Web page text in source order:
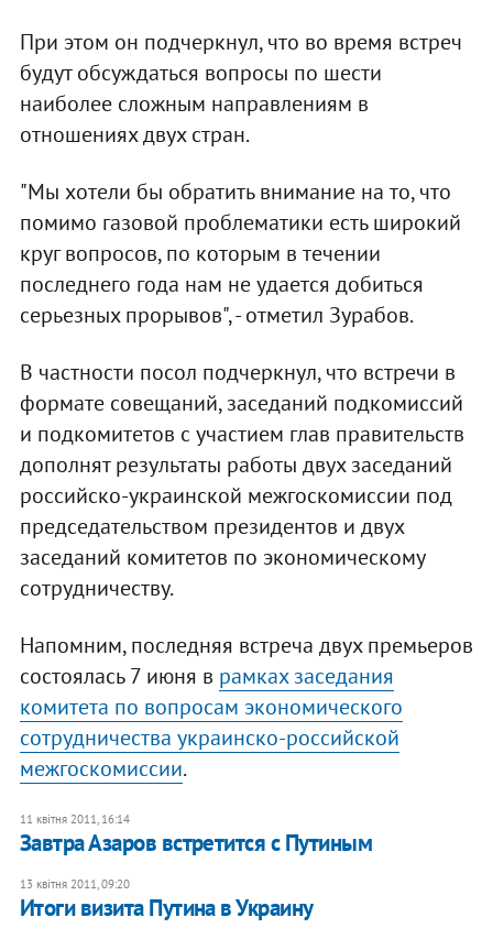
При этом он подчеркнул, что во время встреч
будут обсуждаться вопросы по шести
наиболее сложным направлениям в
отношениях двух стран.
"Мы хотели бы обратить внимание на то, что
помимо газовой проблематики есть широкий
круг вопросов, по которым в течении
последнего года нам не удается добиться
серьезных прорывов", - отметил Зурабов.
В частности посол подчеркнул, что встречи в
формате совещаний, заседаний подкомиссий
и подкомитетов с участием глав правительств
дополнят результаты работы двух заседаний
российско-украинской межгоскомиссии под
председательством президентов и двух
заседаний комитетов по экономическому
сотрудничеству.
Напомним, последняя встреча двух премьеров
состоялась 7 июня в рамках заседания
комитета по вопросам экономического
сотрудничества украинско-российской
межгоскомиссии.
11 квітня 2011, 16:14
Завтра Азаров встретится с Путиным
13 квітня 2011, 09:20
Итоги визита Путина в Украину